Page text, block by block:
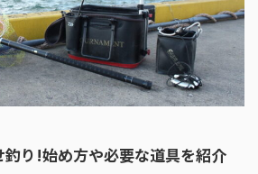
釣り!始め方や必要な道具を紹介